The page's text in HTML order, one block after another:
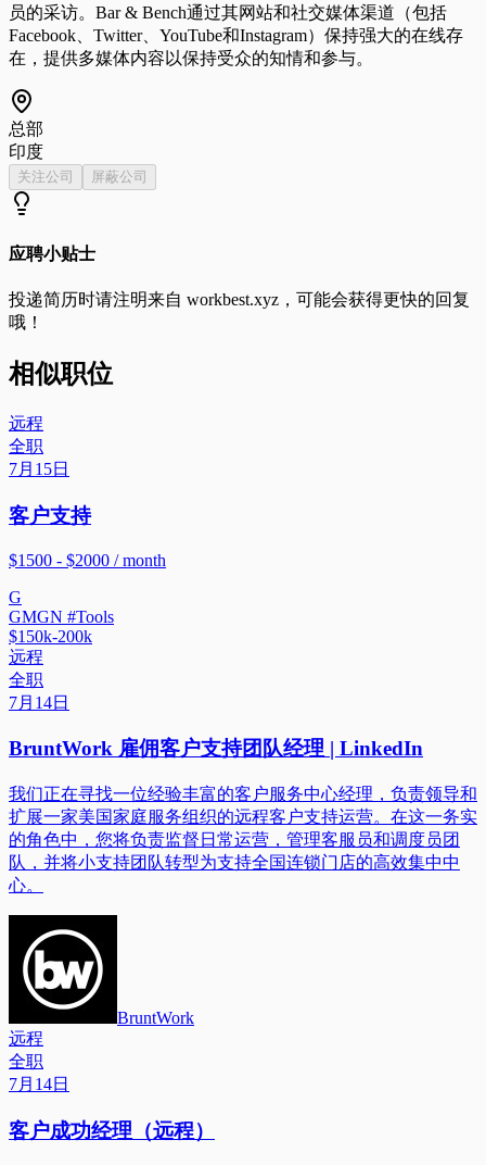
员的采访。Bar & Bench通过其网站和社交媒体渠道（包括
Facebook、Twitter、YouTube和Instagram）保持强大的在线存
在，提供多媒体内容以保持受众的知情和参与。
总部
印度
关注公司 屏蔽公司
应聘小贴士
投递简历时请注明来自 workbest.xyz ，可能会获得更快的回复
哦！
相似职位
远程
全职
7月15日
客户支持
$1500 - $2000 / month
G
GMGN #Tools
$150k-200k
远程
全职
7月14日
BruntWork 雇佣客户支持团队经理 | LinkedIn
我们正在寻找一位经验丰富的客户服务中心经理，负责领导和
扩展一家美国家庭服务组织的远程客户支持运营。在这一务实
的角色中，您将负责监督日常运营，管理客服员和调度员团
队，并将小支持团队转型为支持全国连锁门店的高效集中中
心。
BruntWork
远程
全职
7月14日
客户成功经理（远程）